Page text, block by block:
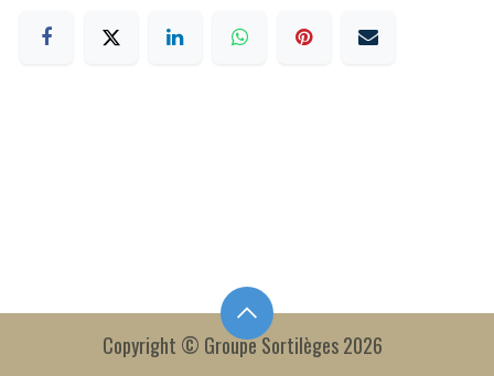
Copyright © Groupe Sortilèges 2026